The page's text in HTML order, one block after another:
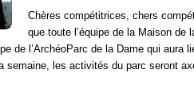
Chères compétitrices, chers
que toute l’équipe de la Maison de
de l’ArchéoParc de la Dame qui aura
semaine, les activités du parc seront